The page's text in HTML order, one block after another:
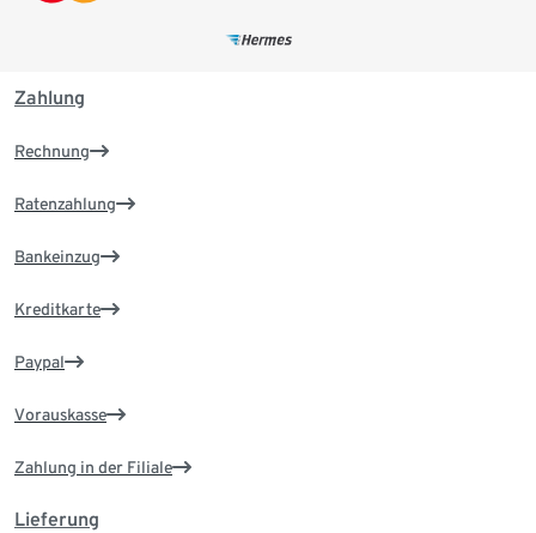
Zahlung
Rechnung
Ratenzahlung
Bankeinzug
Kreditkarte
Paypal
Vorauskasse
Zahlung in der Filiale
Lieferung